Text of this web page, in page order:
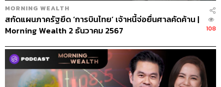
MORNING WEALTH
สกัดแผนภาครัฐยึด ‘การบินไทย’ เจ้าหนี้จ่อยื่นศาลคัดค้าน |
Morning Wealth 2 ธันวาคม 2567
108